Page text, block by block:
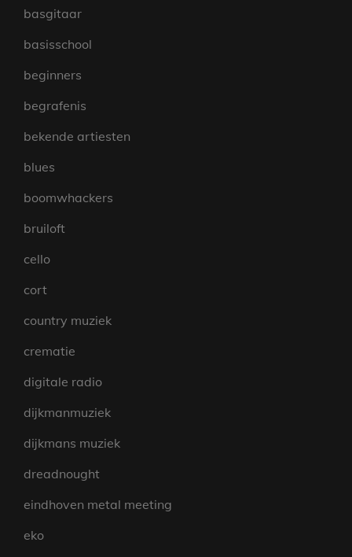
basgitaar
basisschool
beginners
begrafenis
bekende artiesten
blues
boomwhackers
bruiloft
cello
cort
country muziek
crematie
digitale radio
dijkmanmuziek
dijkmans muziek
dreadnought
eindhoven metal meeting
eko